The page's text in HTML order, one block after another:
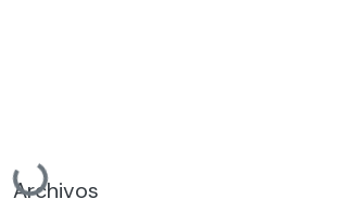
Cargando...
Archivos